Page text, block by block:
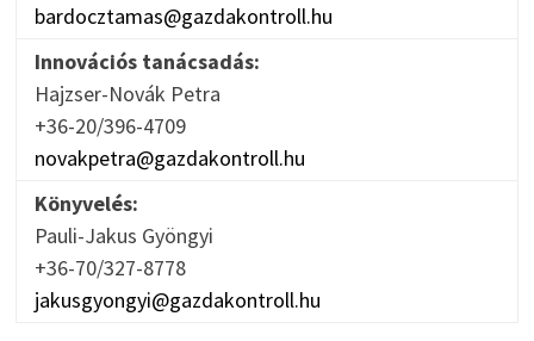
bardocztamas@gazdakontroll.hu
Innovációs tanácsadás:
Hajzser-Novák Petra
+36-20/396-4709
novakpetra@gazdakontroll.hu
Könyvelés:
Pauli-Jakus Gyöngyi
+36-70/327-8778
jakusgyongyi@gazdakontroll.hu